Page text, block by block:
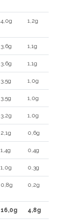
4,0g 1,2g
3,6g 1,1g
3,6g 1,1g
3,5g 1,0g
3,5g 1,0g
3,2g 1,0g
2,1g 0,6g
1,4g 0,4g
1,0g 0,3g
0,8g 0,2g
16,0g 4,8g